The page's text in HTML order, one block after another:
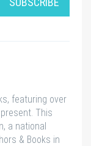
featuring over
This
a national
& Books in